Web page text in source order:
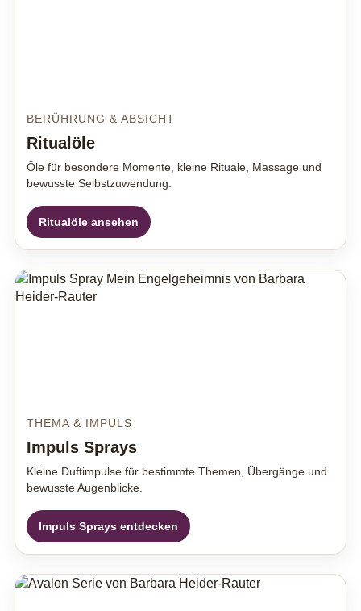
BERÜHRUNG & ABSICHT
Ritualöle
Öle für besondere Momente, kleine Rituale, Massage und
bewusste Selbstzuwendung.
Ritualöle ansehen
THEMA & IMPULS
Impuls Sprays
Kleine Duftimpulse für bestimmte Themen, Übergänge und
bewusste Augenblicke.
Impuls Sprays entdecken